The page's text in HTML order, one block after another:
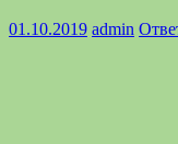
01.10.2019 admin